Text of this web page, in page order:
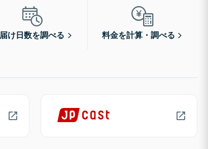
け日数を調べる 料金を計算・調べる